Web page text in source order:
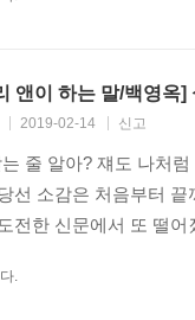
에 “아! 사람은 마지
시도했다는 얘기일
내보는 것 말이다.
한다」중에서
망감에 빠져 울음을
늘 아침엔 절망의 구
!”라는 말로 마릴라
드워드 섬에 살게 된
친구인 다이애나에
에 감동과 기쁨의 이야
앤이 하는 말/백영옥]
2019-02-14 신고
줄 알아? 쟤도 나처
선 소감은 처음부터
전한 신문에서 또 떨
.